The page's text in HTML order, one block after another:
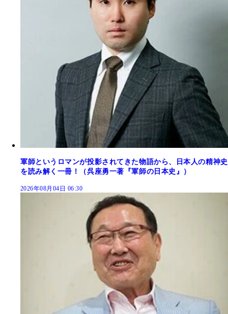
軍師というロマンが投影されてきた物語から、日本人の精神史
を読み解く一冊！（呉座勇一著『軍師の日本史』）
2026年08月04日 06:30